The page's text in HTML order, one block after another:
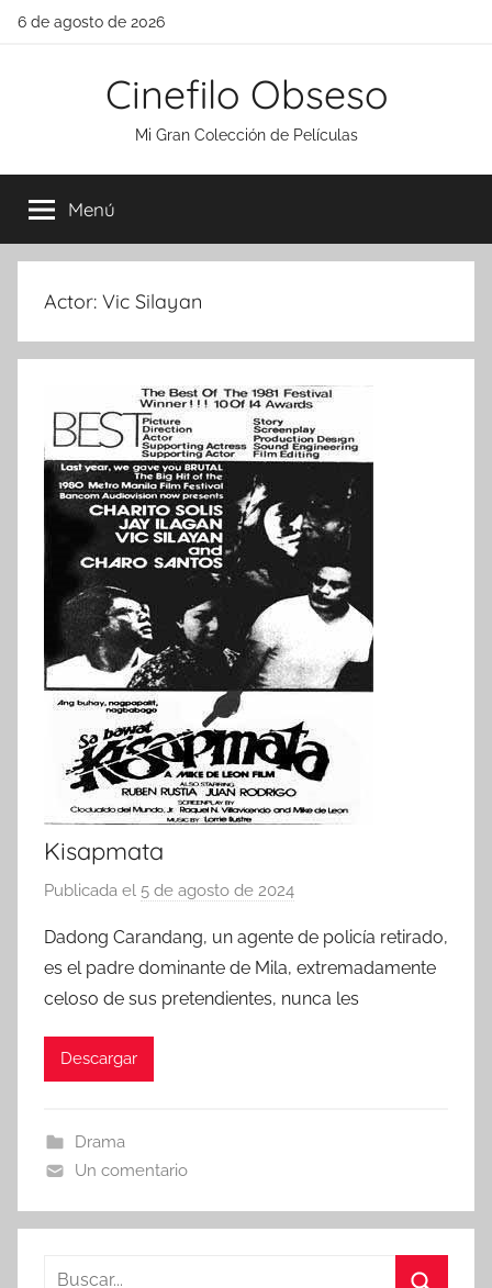
Saltar
6 de agosto de 2026
Cinefilo Obseso
Mi Gran Colección de Películas
Menú
Actor: Vic Silayan
Kisapmata
Publicada el 5 de agosto de 2024
r
Dadong Carandang, un agente de policía retirado,
es el padre dominante de Mila, extremadamente
celoso de sus pretendientes, nunca les
Descargar
Drama
Un comentario